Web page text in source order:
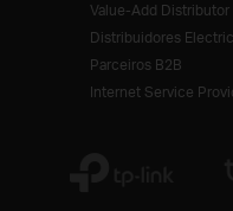
Value-Add Distributor
Distribuidores
Parceiros B2B
Internet Service